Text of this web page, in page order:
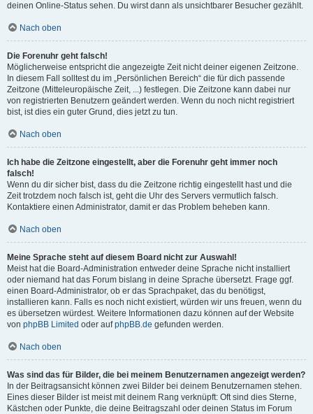
deinen Online-Status sehen. Du wirst dann als unsichtbarer Besucher gezählt.
Nach oben
Die Forenuhr geht falsch!
Möglicherweise entspricht die angezeigte Zeit nicht deiner eigenen Zeitzone.
In diesem Fall solltest du im „Persönlichen Bereich“ die für dich passende
Zeitzone (Mitteleuropäische Zeit, ...) festlegen. Die Zeitzone kann dabei nur
von registrierten Benutzern geändert werden. Wenn du noch nicht registriert
bist, ist dies ein guter Grund, dies jetzt zu tun.
Nach oben
Ich habe die Zeitzone eingestellt, aber die Forenuhr geht immer noch
falsch!
Wenn du dir sicher bist, dass du die Zeitzone richtig eingestellt hast und die
Zeit trotzdem noch falsch ist, geht die Uhr des Servers vermutlich falsch.
Kontaktiere einen Administrator, damit er das Problem beheben kann.
Nach oben
Meine Sprache steht auf diesem Board nicht zur Auswahl!
Meist hat die Board-Administration entweder deine Sprache nicht installiert
oder niemand hat das Forum bislang in deine Sprache übersetzt. Frage ggf.
einen Board-Administrator, ob er das Sprachpaket, das du benötigst,
installieren kann. Falls es noch nicht existiert, würden wir uns freuen, wenn du
es übersetzen würdest. Weitere Informationen dazu können auf der Website
von phpBB Limited oder aufphpBB.de gefunden werden.
Nach oben
Was sind das für Bilder, die bei meinem Benutzernamen angezeigt werden?
In der Beitragsansicht können zwei Bilder bei deinem Benutzernamen stehen.
Eines dieser Bilder ist meist mit deinem Rang verknüpft: Oft sind dies Sterne,
Kästchen oder Punkte, die deine Beitragszahl oder deinen Status im Forum